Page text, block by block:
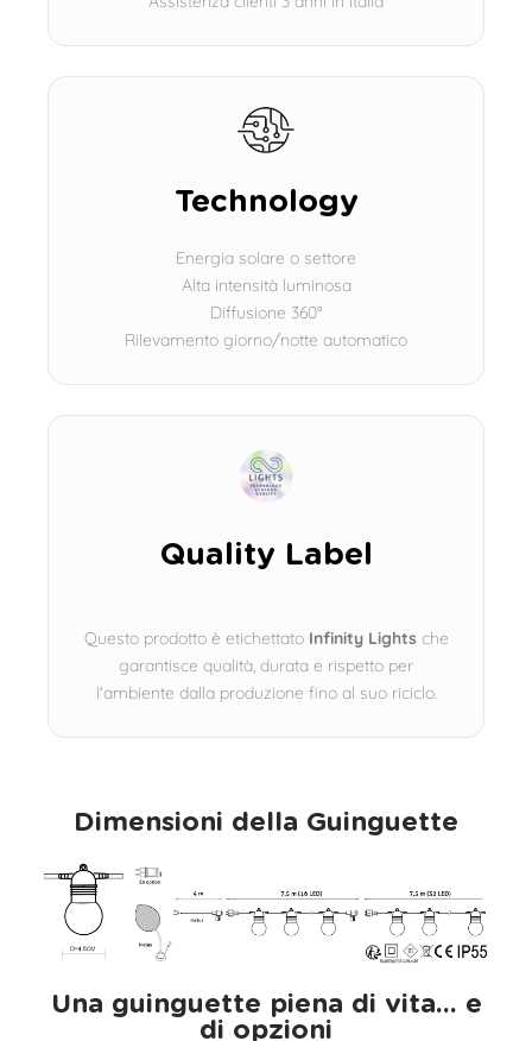
Technology
Energia solare o settore
Alta intensità luminosa
Diffusione 360°
Rilevamento giorno/notte automatico
Quality Label
Questo prodotto è etichettato Infinity Lights che
garantisce qualità, durata e rispetto per
l'ambiente dalla produzione fino al suo riciclo.
Dimensioni della Guinguette
Una guinguette piena di vita... e
di opzioni